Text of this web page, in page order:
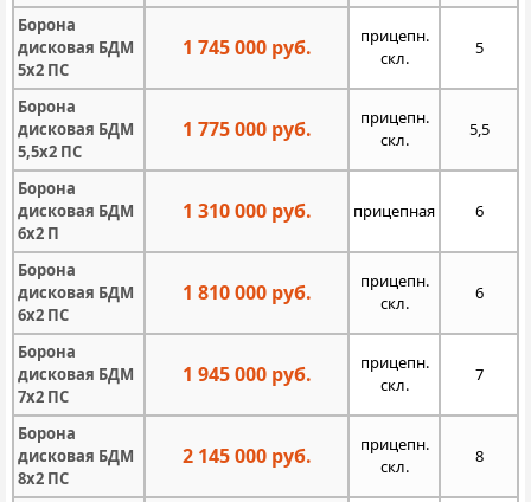
Борона
дисковая БДМ
5х2 ПС
1 745 000 руб.
прицепн.
скл.
5
Борона
дисковая БДМ
5,5х2 ПС
1 775 000 руб.
прицепн.
скл.
5,5
Борона
дисковая БДМ
6х2 П
1 310 000 руб. прицепная 6
Борона
дисковая БДМ
6х2 ПС
1 810 000 руб.
прицепн.
скл.
6
Борона
дисковая БДМ
7х2 ПС
1 945 000 руб.
прицепн.
скл.
7
Борона
дисковая БДМ
8х2 ПС
2 145 000 руб.
прицепн.
скл.
8